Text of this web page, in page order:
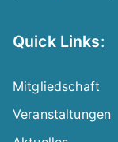
Quick Links:
Mitgliedschaft
Veranstaltungen